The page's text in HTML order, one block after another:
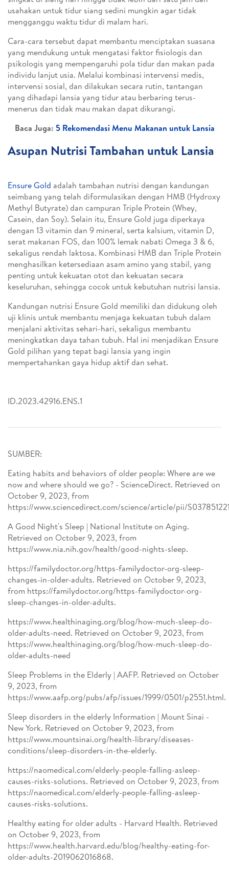
usahakan untuk tidur siang sedini mungkin agar tidak
mengganggu waktu tidur di malam hari.
Cara-cara tersebut dapat membantu menciptakan suasana
yang mendukung untuk mengatasi faktor fisiologis dan
psikologis yang mempengaruhi pola tidur dan makan pada
individu lanjut usia. Melalui kombinasi intervensi medis,
intervensi sosial, dan dilakukan secara rutin, tantangan
yang dihadapi lansia yang tidur atau berbaring terus-
menerus dan tidak mau makan dapat dikurangi.
Baca Juga: 5 Rekomendasi Menu Makanan untuk Lansia
Asupan Nutrisi Tambahan untuk Lansia
Ensure Gold adalah tambahan nutrisi dengan kandungan
seimbang yang telah diformulasikan dengan HMB (Hydroxy
Methyl Butyrate) dan campuran Triple Protein (Whey,
Casein, dan Soy). Selain itu, Ensure Gold juga diperkaya
dengan 13 vitamin dan 9 mineral, serta kalsium, vitamin D,
serat makanan FOS, dan 100% lemak nabati Omega 3 & 6,
sekaligus rendah laktosa. Kombinasi HMB dan Triple Protein
menghasilkan ketersediaan asam amino yang stabil, yang
penting untuk kekuatan otot dan kekuatan secara
keseluruhan, sehingga cocok untuk kebutuhan nutrisi lansia.
Kandungan nutrisi Ensure Gold memiliki dan didukung oleh
uji klinis untuk membantu menjaga kekuatan tubuh dalam
menjalani aktivitas sehari-hari, sekaligus membantu
meningkatkan daya tahan tubuh. Hal ini menjadikan Ensure
Gold pilihan yang tepat bagi lansia yang ingin
mempertahankan gaya hidup aktif dan sehat.
ID.2023.42916.ENS.1
SUMBER:
Eating habits and behaviors of older people: Where are we
now and where should we go? - ScienceDirect. Retrieved on
October 9, 2023, from
https://www.sciencedirect.com/science/article/pii/
A Good Night's Sleep | National Institute on Aging.
Retrieved on October 9, 2023, from
https://www.nia.nih.gov/health/good-nights-sleep.
https://familydoctor.org/https-familydoctor-org-sleep-
changes-in-older-adults. Retrieved on October 9, 2023,
from https://familydoctor.org/https-familydoctor-org-
sleep-changes-in-older-adults.
https://www.healthinaging.org/blog/how-much-sleep-do-
older-adults-need. Retrieved on October 9, 2023, from
https://www.healthinaging.org/blog/how-much-sleep-do-
older-adults-need
Sleep Problems in the Elderly | AAFP. Retrieved on October
9, 2023, from
https://www.aafp.org/pubs/afp/issues/1999/0501/p2551.html.
Sleep disorders in the elderly Information | Mount Sinai -
New York. Retrieved on October 9, 2023, from
https://www.mountsinai.org/health-library/diseases-
conditions/sleep-disorders-in-the-elderly.
https://naomedical.com/elderly-people-falling-asleep-
causes-risks-solutions. Retrieved on October 9, 2023, from
https://naomedical.com/elderly-people-falling-asleep-
causes-risks-solutions.
Healthy eating for older adults - Harvard Health. Retrieved
on October 9, 2023, from
https://www.health.harvard.edu/blog/healthy-eating-for-
older-adults-2019062016868.